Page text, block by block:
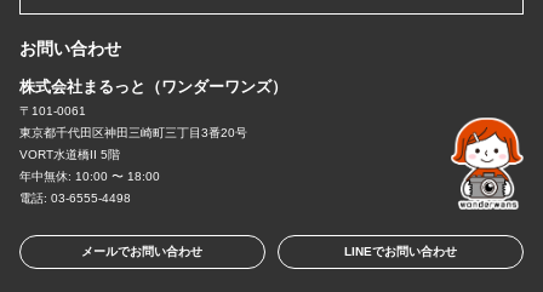
お問い合わせ
株式会社まるっと（ワンダーワンズ）
〒101-0061
東京都千代田区神田三崎町三丁目3番20号
VORT水道橋II 5階
年中無休: 10:00 〜 18:00
電話: 03-6555-4498
メールでお問い合わせ LINEでお問い合わせ